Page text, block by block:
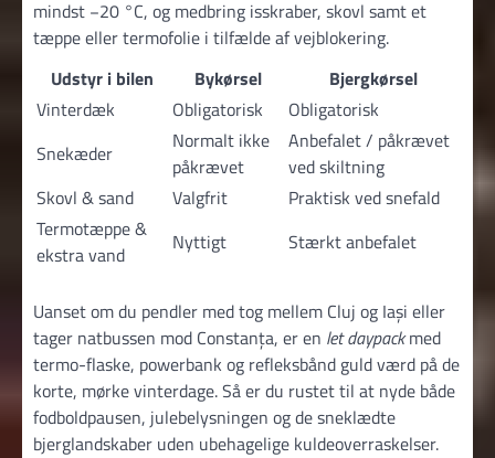
mindst −20 °C, og medbring isskraber, skovl samt et
tæppe eller termofolie i tilfælde af vejblokering.
Udstyr i bilen
Bykørsel
Bjergkørsel
Vinterdæk
Obligatorisk
Obligatorisk
Snekæder
Normalt ikke
påkrævet
Anbefalet / påkrævet
ved skiltning
Skovl & sand
Valgfrit
Praktisk ved snefald
Termotæppe &
ekstra vand
Nyttigt Stærkt anbefalet
Uanset om du pendler med tog mellem Cluj og Iași eller
tager natbussen mod Constanța, er en let daypackmed
termo-flaske, powerbank og refleksbånd guld værd på de
korte, mørke vinterdage. Så er du rustet til at nyde både
fodboldpausen, julebelysningen og de sneklædte
bjerglandskaber uden ubehagelige kuldeoverraskelser.